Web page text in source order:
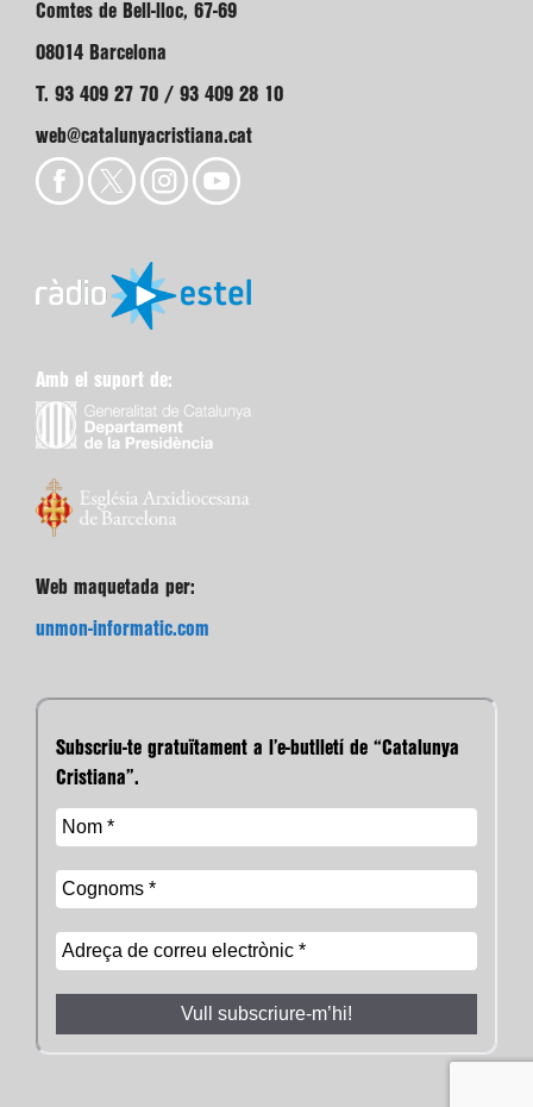
Comtes de Bell-lloc, 67-69
08014 Barcelona
T. 93 409 27 70 / 93 409 28 10
web@catalunyacristiana.cat
Amb el suport de:
Web maquetada per:
unmon-informatic.com
Subscriu-te gratuïtament a l’e-butlletí de “Catalunya
Cristiana”.